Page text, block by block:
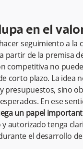
en el
seguimiento a la
partir de la premisa
competitiva no
corto plazo. La idea
presupuestos, sino
En ese
un papel
y autorizado tenga
el desarrollo